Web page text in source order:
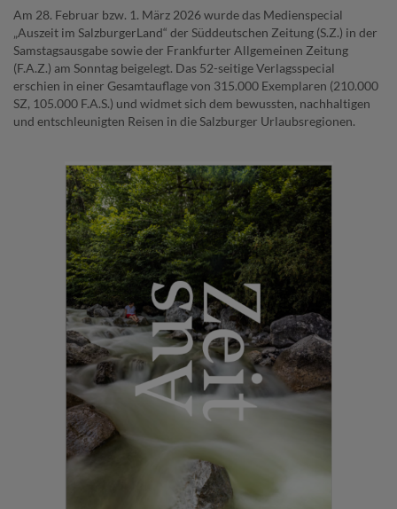
Am 28. Februar bzw. 1. März 2026 wurde das Medienspecial
„Auszeit im SalzburgerLand“ der Süddeutschen Zeitung (S.Z.) in der
Samstagsausgabe sowie der Frankfurter Allgemeinen Zeitung
(F.A.Z.) am Sonntag beigelegt. Das 52-seitige Verlagsspecial
erschien in einer Gesamtauflage von 315.000 Exemplaren (210.000
SZ, 105.000 F.A.S.) und widmet sich dem bewussten, nachhaltigen
und entschleunigten Reisen in die Salzburger Urlaubsregionen.